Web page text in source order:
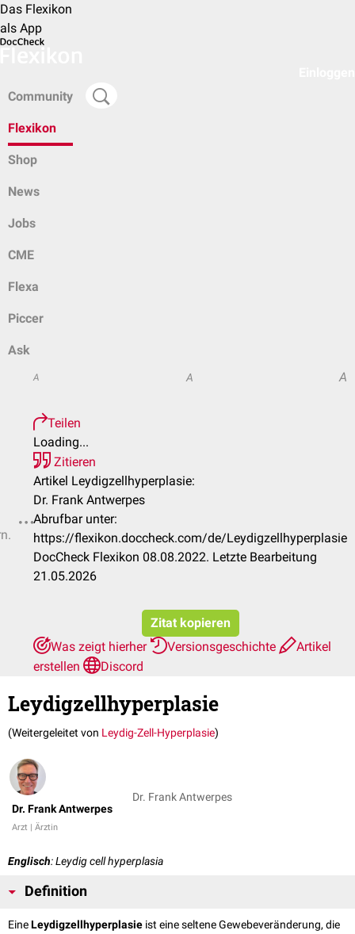
Das Flexikon
als App
Community
Flexikon
Shop
News
Jobs
CME
Flexa
Piccer
Ask
A A A
Teilen
Loading...
Zitieren
Artikel Leydigzellhyperplasie:
Dr. Frank Antwerpes
Abrufbar unter:
https://flexikon.doccheck.com/de/Leydigzellhyperplasie
DocCheck Flexikon 08.08.2022. Letzte Bearbeitung
21.05.2026
Zitat kopieren
Was zeigt hierher
Versionsgeschichte
Artikel
erstellen
Discord
Leydigzellhyperplasie
(Weitergeleitet von Leydig-Zell-Hyperplasie)
Dr. Frank Antwerpes
Arzt | Ärztin
Dr. Frank Antwerpes
Englisch: Leydig cell hyperplasia
Definition
EineLeydigzellhyperplasie ist eine seltene Gewebeveränderung, die